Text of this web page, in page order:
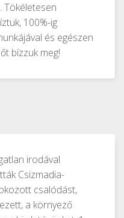
Tökéletesen
100%-ig
és egészen
bízzuk meg!
irodával
Csizmadia-
csalódást,
a környező